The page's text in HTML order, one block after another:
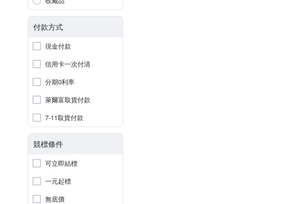
付款方式
現金付款
信用卡一次付清
分期0利率
萊爾富取貨付款
7-11取貨付款
競標條件
可立即結標
一元起標
無底價